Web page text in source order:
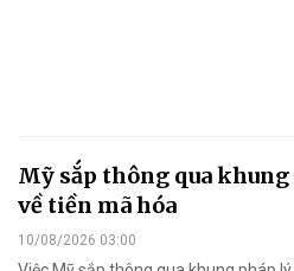
Mỹ sắp thông qua
về tiền mã hóa
10/08/2026 03:00